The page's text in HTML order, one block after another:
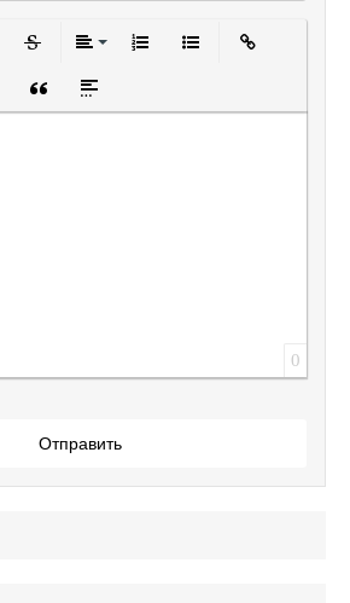
ссылку
смайлик
Вставка скрытого текста
Вставка цитаты
Вставка спойлера
0
Отправить